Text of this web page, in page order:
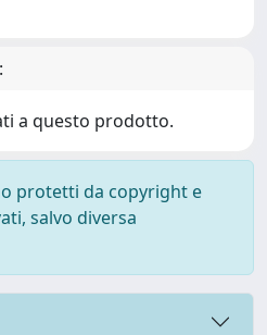
a questo prodotto.
protetti da copyright e
salvo diversa